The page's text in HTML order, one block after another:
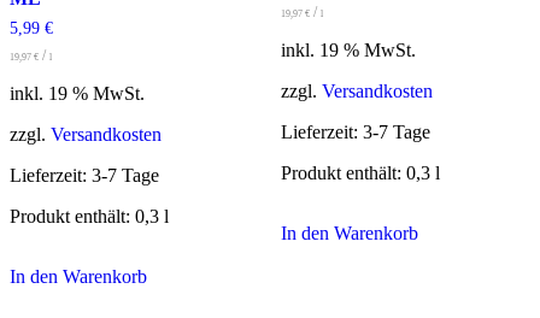
5,99 €
19,97 € / l
inkl. 19 % MwSt.
zzgl. Versandkosten
Lieferzeit: 3-7 Tage
Produkt enthält: 0,3 l
In den Warenkorb
19,97 €/ l
inkl. 19 % MwSt.
zzgl. Versandkosten
Lieferzeit: 3-7 Tage
Produkt enthält: 0,3 l
In den Warenkorb